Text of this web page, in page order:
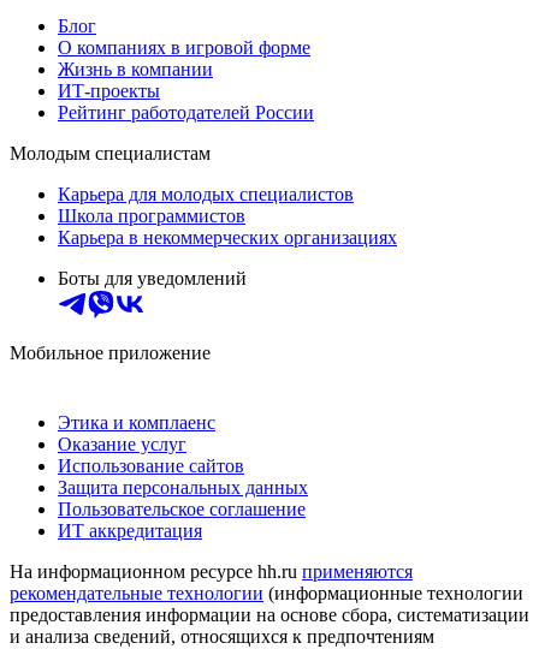
Блог
О компаниях в игровой форме
Жизнь в компании
ИТ-проекты
Рейтинг работодателей России
Молодым специалистам
Карьера для молодых специалистов
Школа программистов
Карьера в некоммерческих организациях
Боты для уведомлений
Мобильное приложение
Этика и комплаенс
Оказание услуг
Использование сайтов
Защита персональных данных
Пользовательское соглашение
ИТ аккредитация
На информационном ресурсе hh.ru применяются
рекомендательные технологии (информационные технологии
предоставления информации на основе сбора, систематизации
и анализа сведений, относящихся к предпочтениям